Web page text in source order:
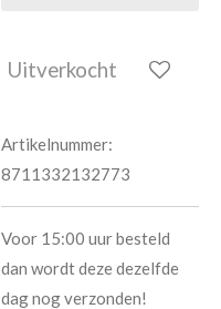
Uitverkocht
Artikelnummer:
8711332132773
Voor 15:00 uur besteld
dan wordt deze dezelfde
dag nog verzonden!